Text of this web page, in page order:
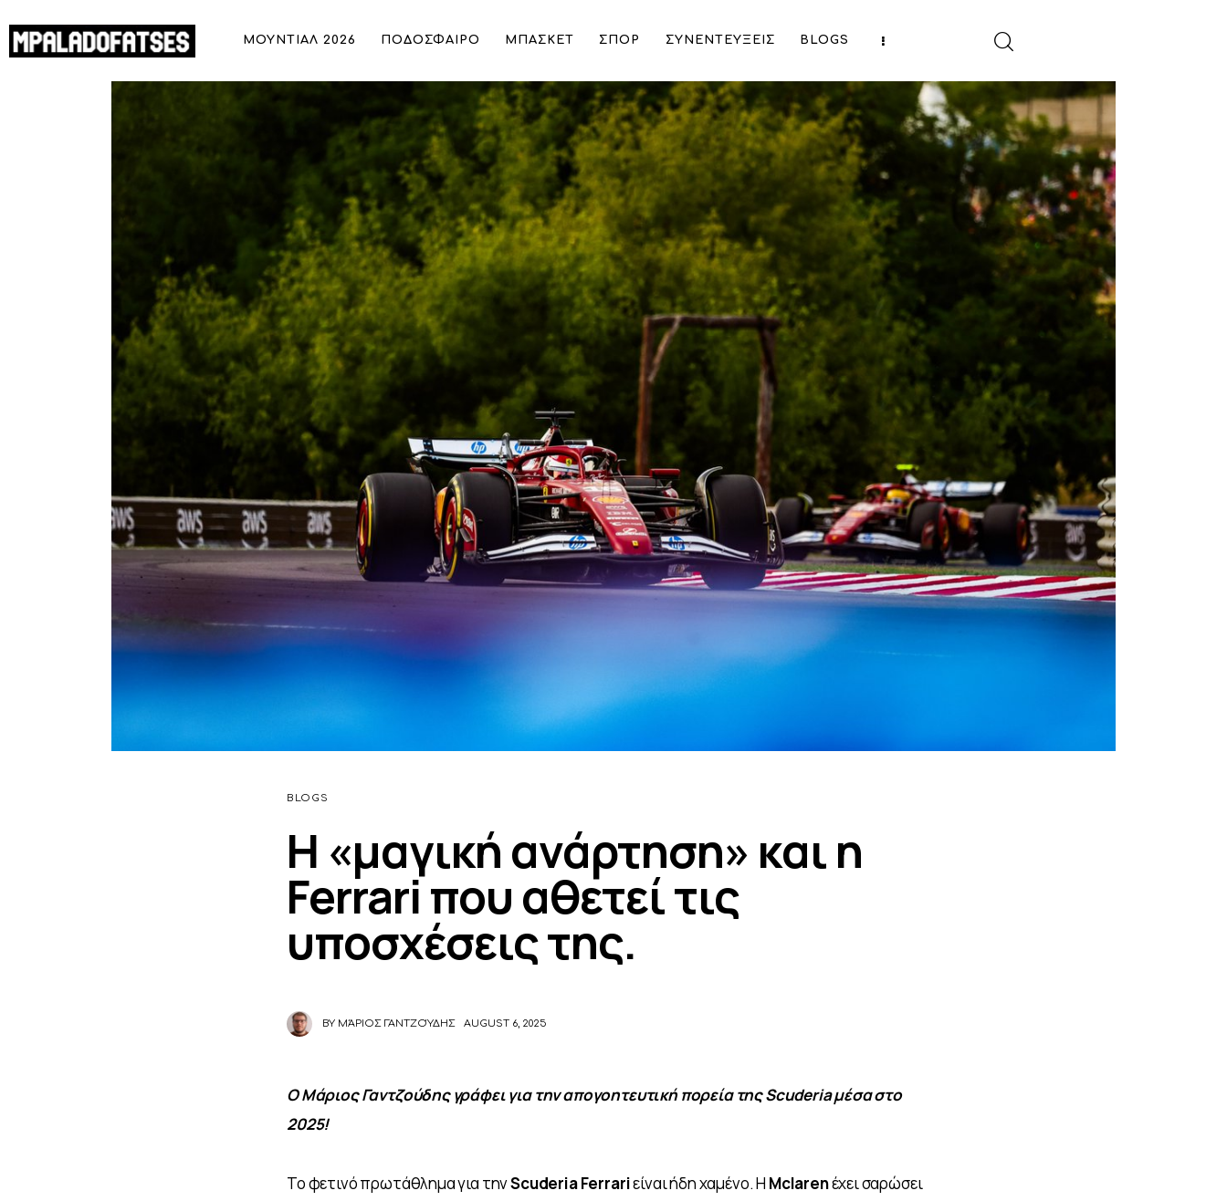
ΜΟΥΝΤΙΑΛ 2026 ΠΟΔΟΣΦΑΙΡΟ ΜΠΑΣΚΕΤ ΣΠΟΡ ΣΥΝΕΝΤΕΥΞΕΙΣ BLOGS
Η «μαγική ανάρτηση» και η Ferrari που αθετεί τις υποσχέσεις της.
ΜΟΥΝΤΙΑΛ 2026
ΑΦΙΕΡΩΜΑΤΑ
MEET THE TEAM
BLOGS
Η «μαγική ανάρτηση» και η
Ferrari που αθετεί τις
υποσχέσεις της.
BY ΜΆΡΙΟΣ ΓΑΝΤΖΟΎΔΗΣ AUGUST 6, 2025
Ο Μάριος Γαντζούδης γράφει για την απογοητευτική πορεία της Scuderia μέσα στο
2025!
Το φετινό πρωτάθλημα για την Scuderia Ferrari είναι ήδη χαμένο. Η Mclaren έχει σαρώσει